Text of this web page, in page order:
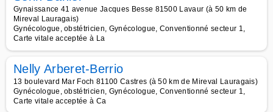
Gynaissance 41 avenue Jacques Besse 81500 Lavaur (à 50 km de
Mireval Lauragais)
Gynécologue, obstétricien, Gynécologue, Conventionné secteur 1,
Carte vitale acceptée à La
Nelly Arberet-Berrio
13 boulevard Mar Foch 81100 Castres (à 50 km de Mireval Lauragais)
Gynécologue, obstétricien, Gynécologue, Conventionné secteur 1,
Carte vitale acceptée à Ca